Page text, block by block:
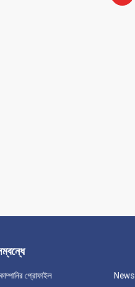
প্রোফাইল News